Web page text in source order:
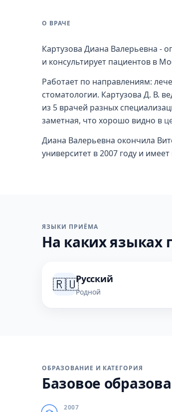
О ВРАЧЕ
Картузова Диана Валерьевна -
и консультирует пациентов в
Работает по направлениям:
стоматологии. Картузова Д. В.
из 5 врачей разных
заметная, что хорошо видно в
Диана Валерьевна окончила
университет в 2007 году и
ЯЗЫКИ ПРИЁМА
На каких языках
🇷🇺Русский
Родной
ОБРАЗОВАНИЕ И КАТЕГОРИЯ
Базовое
2007